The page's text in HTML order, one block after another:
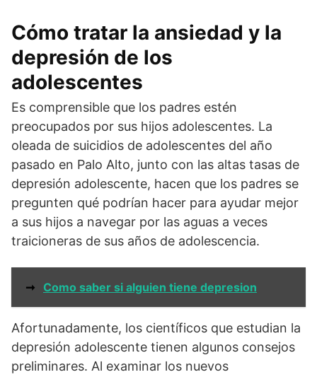
Cómo tratar la ansiedad y la
depresión de los
adolescentes
Es comprensible que los padres estén
preocupados por sus hijos adolescentes. La
oleada de suicidios de adolescentes del año
pasado en Palo Alto, junto con las altas tasas de
depresión adolescente, hacen que los padres se
pregunten qué podrían hacer para ayudar mejor
a sus hijos a navegar por las aguas a veces
traicioneras de sus años de adolescencia.
➞ Como saber si alguien tiene depresion
Afortunadamente, los científicos que estudian la
depresión adolescente tienen algunos consejos
preliminares. Al examinar los nuevos